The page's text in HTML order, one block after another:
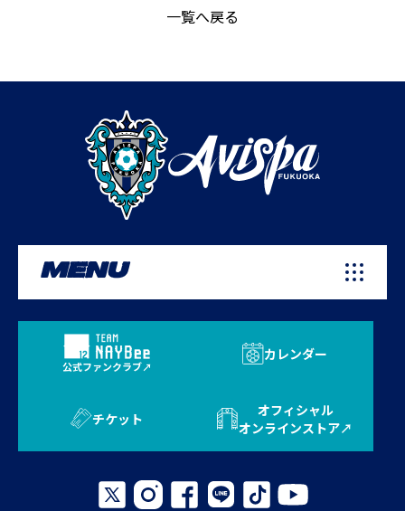
一覧へ戻る
MENU
公式ファンクラブ
カレンダー
チケット
オフィシャル
オンラインストア